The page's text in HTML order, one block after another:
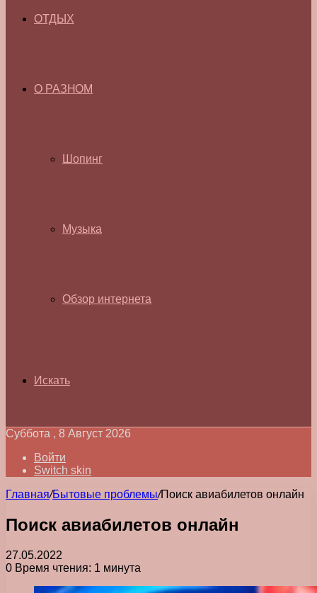
ОТДЫХ
О РАЗНОМ
Шопинг
Музыка
Обзор интернета
Искать
Суббота , 8 Август 2026
Войти
Switch skin
Главная/Бытовые проблемы/Поиск авиабилетов онлайн
Поиск авиабилетов онлайн
27.05.2022
0 Время чтения: 1 минута